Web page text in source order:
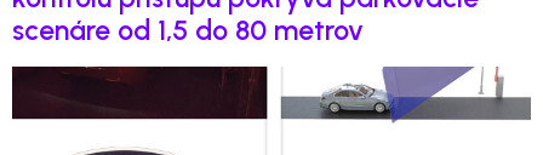
scenáre od 1,5 do 80 metrov